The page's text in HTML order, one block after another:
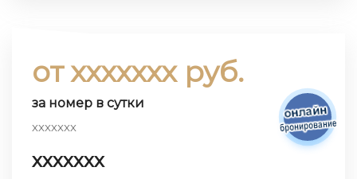
от ххххххх руб.
за номер в сутки
ххххххх
ххххххх